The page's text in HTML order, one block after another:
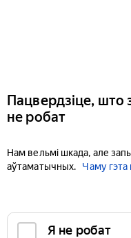
Пацвердзіце, што
не робат
Нам вельмі шкада, але
аўтаматычных.
Чаму гэта
Я не робат